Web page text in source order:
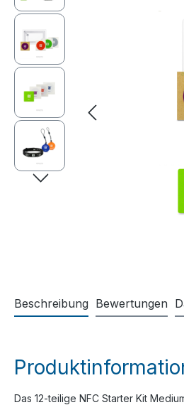
Beschreibung Bewertungen
Das 12-teilige NFC Starter Kit